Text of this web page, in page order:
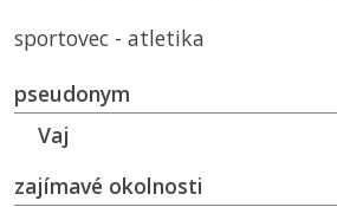
sportovec - atletika
pseudonym
Vaj
zajímavé okolnosti